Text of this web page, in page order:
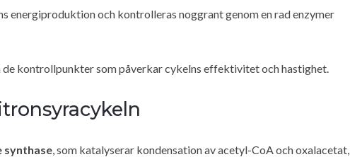
energiproduktion och kontrolleras noggrant genom en rad enzymer
de kontrollpunkter som påverkar cykelns effektivitet och hastighet.
synthase, som katalyserar kondensation av acetyl-CoA och oxalacetat,